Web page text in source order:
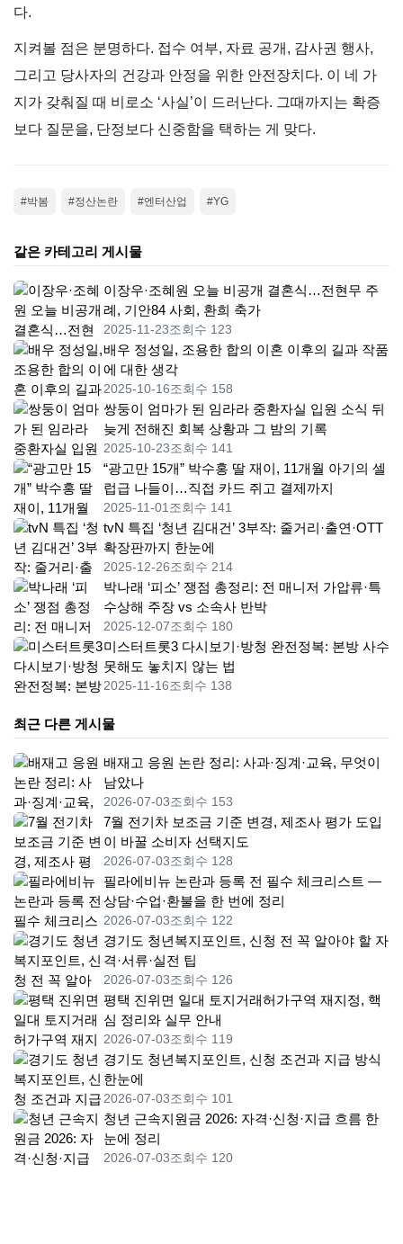
다.
지켜볼 점은 분명하다. 접수 여부, 자료 공개, 감사권 행사,
그리고 당사자의 건강과 안정을 위한 안전장치다. 이 네 가
지가 갖춰질 때 비로소 ‘사실’이 드러난다. 그때까지는 확증
보다 질문을, 단정보다 신중함을 택하는 게 맞다.
#박봄 #정산논란 #엔터산업 #YG
같은 카테고리 게시물
이장우·조혜원 오늘 비공개 결혼식…전현무 주
례, 기안84 사회, 환희 축가
2025-11-23조회수 123
배우 정성일, 조용한 합의 이혼 이후의 길과 작품
에 대한 생각
2025-10-16조회수 158
쌍둥이 엄마가 된 임라라 중환자실 입원 소식 뒤
늦게 전해진 회복 상황과 그 밤의 기록
2025-10-23조회수 141
“광고만 15개” 박수홍 딸 재이, 11개월 아기의 셀
럽급 나들이…직접 카드 쥐고 결제까지
2025-11-01 조회수 141
tvN 특집 ‘청년 김대건’ 3부작: 줄거리·출연·OTT
확장판까지 한눈에
2025-12-26조회수 214
박나래 ‘피소’ 쟁점 총정리: 전 매니저 가압류·특
수상해 주장 vs 소속사 반박
2025-12-07조회수 180
미스터트롯3 다시보기·방청 완전정복: 본방 사수
못해도 놓치지 않는 법
2025-11-16조회수 138
최근 다른 게시물
배재고 응원 논란 정리: 사과·징계·교육, 무엇이
남았나
2026-07-03조회수 153
7월 전기차 보조금 기준 변경, 제조사 평가 도입
이 바꿀 소비자 선택지도
2026-07-03조회수 128
필라에비뉴 논란과 등록 전 필수 체크리스트 —
상담·수업·환불을 한 번에 정리
2026-07-03조회수 122
경기도 청년복지포인트, 신청 전 꼭 알아야 할 자
격·서류·실전 팁
2026-07-03조회수 126
평택 진위면 일대 토지거래허가구역 재지정, 핵
심 정리와 실무 안내
2026-07-03조회수 119
경기도 청년복지포인트, 신청 조건과 지급 방식
한눈에
2026-07-03조회수 101
청년 근속지원금 2026: 자격·신청·지급 흐름 한
눈에 정리
2026-07-03조회수 120